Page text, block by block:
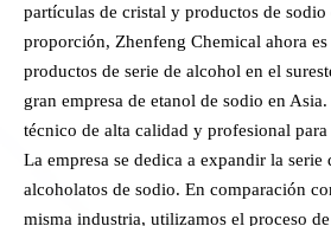
partículas de cristal y productos de sodio
proporción, Zhenfeng Chemical ahora
productos de serie de alcohol en el
gran empresa de etanol de sodio en
técnico de alta calidad y profesional
La empresa se dedica a expandir la serie
alcoholatos de sodio. En comparación
misma industria, utilizamos el proceso